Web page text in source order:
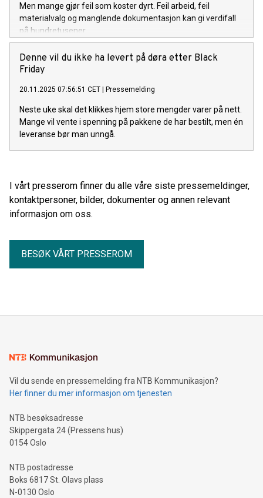
Men mange gjør feil som koster dyrt. Feil arbeid, feil
materialvalg og manglende dokumentasjon kan gi verdifall
på hundretusener.
Denne vil du ikke ha levert på døra etter Black
Friday
20.11.2025 07:56:51 CET | Pressemelding
Neste uke skal det klikkes hjem store mengder varer på nett.
Mange vil vente i spenning på pakkene de har bestilt, men én
leveranse bør man unngå.
I vårt presserom finner du alle våre siste pressemeldinger,
kontaktpersoner, bilder, dokumenter og annen relevant
informasjon om oss.
BESØK VÅRT PRESSEROM
Vil du sende en pressemelding fra NTB Kommunikasjon?
Her finner du mer informasjon om tjenesten
NTB besøksadresse
Skippergata 24 (Pressens hus)
0154 Oslo
NTB postadresse
Boks 6817 St. Olavs plass
N-0130 Oslo